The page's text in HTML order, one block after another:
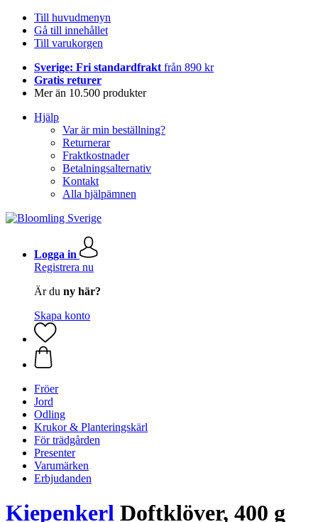
Till huvudmenyn
Gå till innehållet
Till varukorgen
Sverige: Fri standardfrakt från 890 kr
Gratis returer
Mer än 10.500 produkter
Hjälp
Var är min beställning?
Returnerar
Fraktkostnader
Betalningsalternativ
Kontakt
Alla hjälpämnen
Logga in
Registrera nu
Är du ny här?
Skapa konto
Fröer
Jord
Odling
Krukor & Planteringskärl
För trädgården
Presenter
Varumärken
Erbjudanden
Kiepenkerl Doftklöver, 400 g